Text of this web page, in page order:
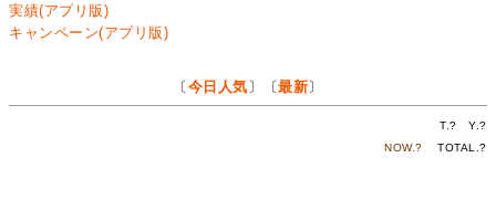
実績(アプリ版)
キャンペーン(アプリ版)
〔 今日人気 〕〔最新〕
T.? Y.?
NOW.? TOTAL.?